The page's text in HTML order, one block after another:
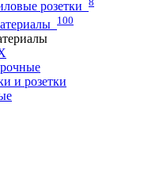
розетки
100
и розетки